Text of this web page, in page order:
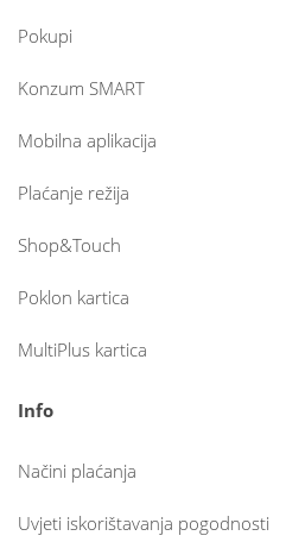
Pokupi
Konzum SMART
Mobilna aplikacija
Plaćanje režija
Shop&Touch
Poklon kartica
MultiPlus kartica
Info
Načini plaćanja
Uvjeti iskorištavanja pogodnosti